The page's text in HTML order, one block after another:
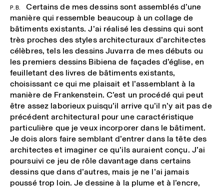
P.B.
Certains de mes dessins sont assemblés d’une
manière qui ressemble beaucoup à un collage de
bâtiments existants. J’ai réalisé les dessins qui sont
très proches des styles architecturaux d’architectes
célèbres, tels les dessins Juvarra de mes débuts ou
les premiers dessins Bibiena de façades d’église, en
feuilletant des livres de bâtiments existants,
choisissant ce qui me plaisait et l’assemblant à la
manière de Frankenstein. C’est un procédé qui peut
être assez laborieux puisqu’il arrive qu’il n’y ait pas de
précédent architectural pour une caractéristique
particulière que je veux incorporer dans le bâtiment.
Je dois alors faire semblant d’entrer dans la tête des
architectes et imaginer ce qu’ils auraient conçu. J’ai
poursuivi ce jeu de rôle davantage dans certains
dessins que dans d’autres, mais je ne l’ai jamais
poussé trop loin. Je dessine à la plume et à l’encre,